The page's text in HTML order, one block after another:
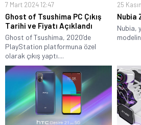
7 Mart 2024 12:47
Ghost of Tsushima PC Çıkış
Tarihi ve Fiyatı Açıklandı
Ghost of Tsushima, 2020’de
PlayStation platformuna özel
olarak çıkış yaptı....
25
Nubia
Nubia,